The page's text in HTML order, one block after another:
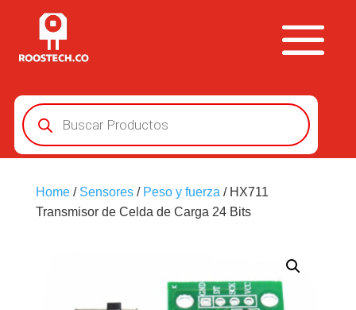
Búsqueda
de
productos
Home/ Sensores/ Peso y fuerza / HX711
Transmisor de Celda de Carga 24 Bits